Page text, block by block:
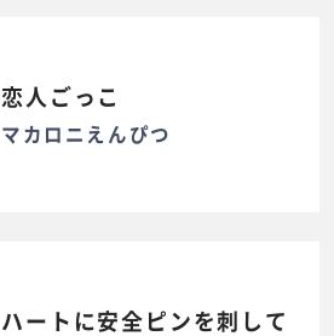
恋人ごっこ
マカロニえんぴつ
ハートに安全ピンを刺して